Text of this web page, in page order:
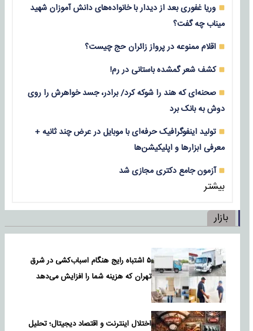
وریا غفوری بعد از دیدار با خانواده‌های دانش آموزان شهید
میناب چه گفت؟
اقلام ممنوعه در پرواز زائران حج چیست؟
کشف شعر گمشده باستانی در رم!
صحنه‌ای که هند را شوکه کرد/ برادر، جسد خواهرش را روی
دوش به بانک برد
تولید اینفوگرافیک حرفه‌ای با موبایل در عرض چند ثانیه +
معرفی ابزارها و اپلیکیشن‌ها
آزمون جامع دکتری مجازی شد
بیشتر
بازار
۵ اشتباه رایج هنگام اسباب‌کشی در شرق
تهران که هزینه شما را افزایش می‌دهد
اختلال اینترنت و اقتصاد دیجیتال؛ تحلیل